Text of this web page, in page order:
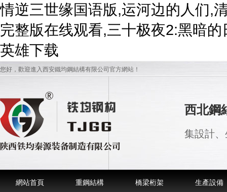
情逆三世缘国语版,运河边的人们,
完整版在线观看,三十极夜2:黑暗
英雄下载
您好，歡迎進入西安鐵均鋼結構有限公司官方網站！
西北鋼
集設計
網站首頁 重鋼結構 橋梁桁架 生產設備